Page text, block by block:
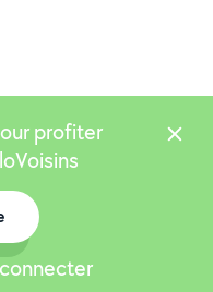
profiter